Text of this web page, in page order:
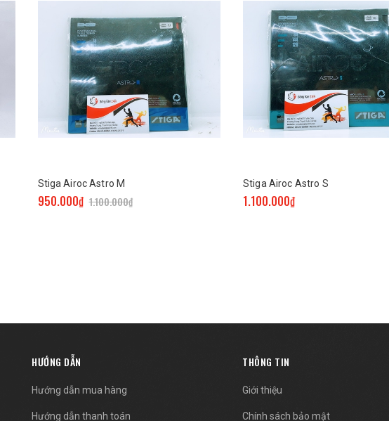
Stiga Airoc Astro M
950.000₫ 1.100.000₫
Stiga Airoc Astro S
1.100.000₫
HƯỚNG DẪN
Hướng dẫn mua hàng
Hướng dẫn thanh toán
THÔNG TIN
Giới thiệu
Chính sách bảo mật